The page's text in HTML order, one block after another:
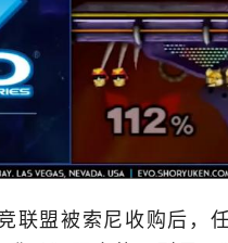
联盟被索尼收购后，